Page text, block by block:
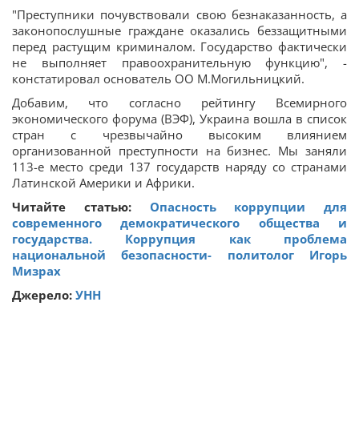
"Преступники почувствовали свою безнаказанность, а
законопослушные граждане оказались беззащитными
перед растущим криминалом. Государство фактически
не выполняет правоохранительную функцию", -
констатировал основатель ОО М.Могильницкий.
Добавим, что согласно рейтингу Всемирного
экономического форума (ВЭФ), Украина вошла в список
стран с чрезвычайно высоким влиянием
организованной преступности на бизнес. Мы заняли
113-е место среди 137 государств наряду со странами
Латинской Америки и Африки.
Читайте статью: Опасность коррупции для
современного демократического общества и
государства. Коррупция как проблема
национальной безопасности- политолог Игорь
Мизрах
Джерело: УНН